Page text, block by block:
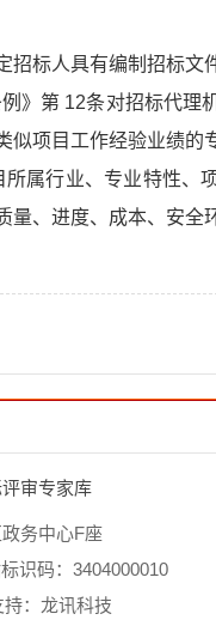
标人具有编制招标文
》第 12条对招标代理
项目工作经验业绩的
属行业、专业特性、
、进度、成本、安全
审专家库
务中心F座
识码：3404000010
： 龙讯科技